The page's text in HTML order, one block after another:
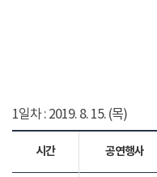
1일차 : 2019. 8. 15. (목)
시간 공연행사